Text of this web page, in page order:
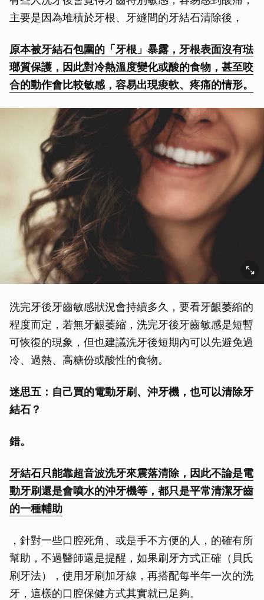
主要是因為堆積於牙根、牙縫間的牙結石清除後，
原本被牙結石包圍的「牙根」暴露，牙根表面沒有琺
瑯質保護，因此對冷熱溫度變化或酸的食物，甚至咬
合的動作會比較敏感，容易出現痠軟、疼痛的情形。
洗完牙後牙齒敏感狀況會持續多久，要看牙齦萎縮的
程度而定，若無牙齦萎縮，洗完牙後牙齒敏感是短暫
可恢復的現象，但也建議洗牙後短期內可以先避免過
冷、過熱、高糖份或酸性的食物。
迷思五：自己買的電動牙刷、沖牙機，也可以清除牙
結石？
錯。
牙結石只能靠超音波洗牙來震落清除，因此不論是電
動牙刷還是會噴水的沖牙機等，都只是平常清潔牙齒
的一種輔助
，針對一些口腔死角、或是手不方便的人，的確有所
幫助，不過醫師還是提醒，如果刷牙方式正確（貝氏
刷牙法），使用牙刷加牙線，再搭配每半年一次的洗
牙，這樣的口腔保健方式其實就已足夠。